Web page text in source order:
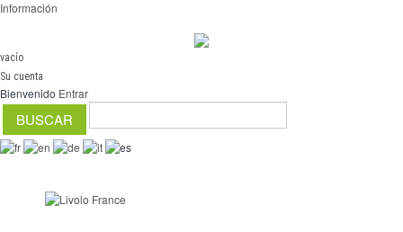
Información
vacío
Su cuenta
Bienvenido Entrar